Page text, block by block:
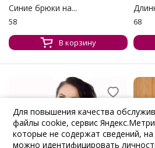
Синие брюки на...
58
В корзину
68
Для повышения качества
файлы cookie, сервис
которые не содержат сведений,
можно идентифицировать